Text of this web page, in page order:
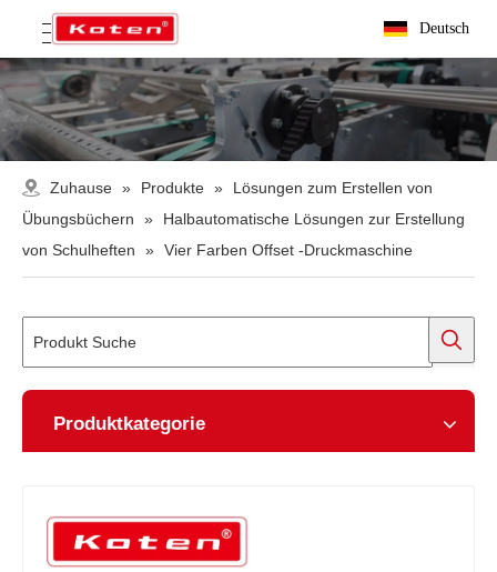
Deutsch
Zuhause » Produkte »
Lösungen zum Erstellen von
Übungsbüchern
»
Halbautomatische Lösungen zur Erstellung
von Schulheften
» Vier Farben Offset -Druckmaschine
Produktkategorie